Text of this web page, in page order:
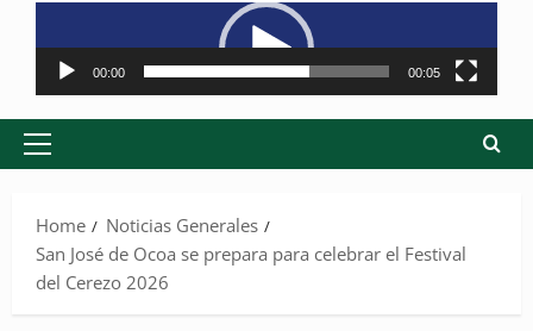
Reproductor
de
vídeo
00:00 00:05
Primary
Home
Noticias Generales
San José de Ocoa se prepara para celebrar el Festival
del Cerezo 2026